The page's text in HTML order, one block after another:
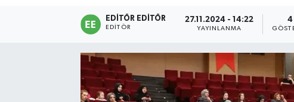
EDITÖR EDITÖR
EDITÖR
27.11.2024 - 14:22
YAYINLANMA
4